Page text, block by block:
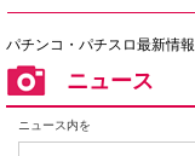
パチンコ・パチスロ最新情報
ニュース
ニュース内を